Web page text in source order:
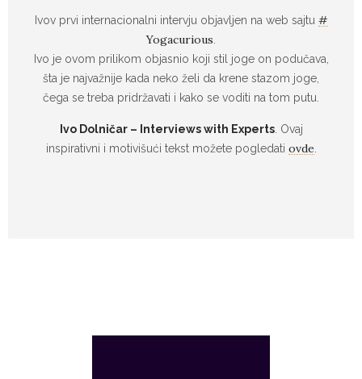
Ivov prvi internacionalni intervju objavljen na web sajtu #‎
Yogacurious‬.
Ivo je ovom prilikom objasnio koji stil joge on podučava,
šta je najvažnije kada neko želi da krene stazom joge,
čega se treba pridržavati i kako se voditi na tom putu.
Ivo Dolničar – Interviews with Experts. Ovaj
inspirativni i motivišući tekst možete pogledati ovde.